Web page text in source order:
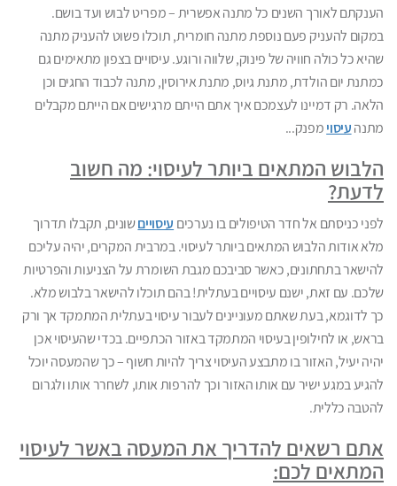
הענקתם לאורך השנים כל מתנה אפשרית – מפריט לבוש ועד בושם.
במקום להעניק פעם נוספת מתנה חומרית, תוכלו פשוט להעניק מתנה
שהיא כל כולה חוויה של פינוק, שלווה ורוגע. עיסויים בצפון מתאימים גם
כמתנת יום הולדת, מתנת גיוס, מתנת אירוסין, מתנה לכבוד החגים וכן
הלאה. רק דמיינו לעצמכם איך אתם הייתם מרגישים אם הייתם מקבלים
מתנה עיסוי מפנק...
הלבוש המתאים ביותר לעיסוי: מה חשוב
לדעת?
לפני כניסתם אל חדר הטיפולים בו נערכים עיסוייםשונים, תקבלו תדרוך
מלא אודות הלבוש המתאים ביותר לעיסוי. במרבית המקרים, יהיה עליכם
להישאר בתחתונים, כאשר סביבכם מגבת השומרת על הצניעות והפרטיות
שלכם. עם זאת, ישנם עיסויים בעתלית! בהם תוכלו להישאר בלבוש מלא.
כך לדוגמא, בעת שאתם מעוניינים לעבור עיסוי בעתלית המתמקד אך ורק
בראש, או לחילופין בעיסוי המתמקד באזור הכתפיים. בכדי שהעיסוי אכן
יהיה יעיל, האזור בו מתבצע העיסוי צריך להיות חשוף – כך שהמעסה יוכל
להגיע במגע ישיר עם אותו האזור וכך להרפות אותו, לשחרר אותו ולגרום
להטבה כללית.
אתם רשאים להדריך את המעסה באשר לעיסוי
המתאים לכם: